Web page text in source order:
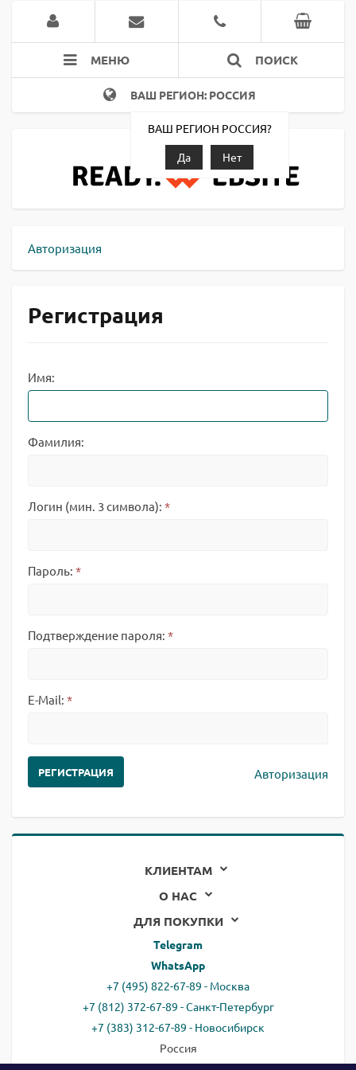
МЕНЮ ПОИСК
ВАШ РЕГИОН: РОССИЯ
ВАШ РЕГИОН РОССИЯ?
Да
Нет
Авторизация
Регистрация
Имя:
Фамилия:
Логин (мин. 3 символа): *
Пароль: *
Подтверждение пароля: *
E-Mail: *
Авторизация
КЛИЕНТАМ
О НАС
ДЛЯ ПОКУПКИ
Telegram
WhatsApp
+7 (495) 822-67-89 - Москва
+7 (812) 372-67-89 - Санкт-Петербург
+7 (383) 312-67-89 - Новосибирск
Россия